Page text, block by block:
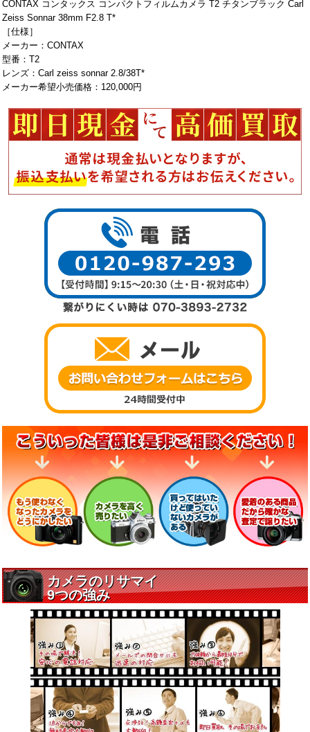
CONTAX コンタックス コンパクトフィルムカメラ T2 チタンブラック Carl
Zeiss Sonnar 38mm F2.8 T*
［仕様］
メーカー：CONTAX
型番：T2
レンズ：Carl zeiss sonnar 2.8/38T*
メーカー希望小売価格：120,000円